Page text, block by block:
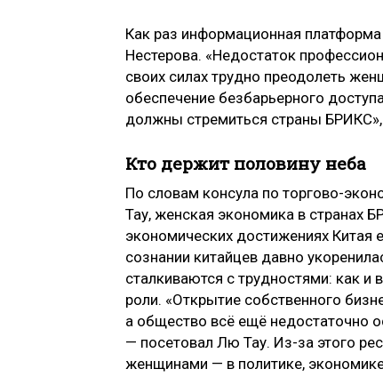
Как раз информационная
Нестерова. «Недостаток
своих силах трудно преодолеть
обеспечение безбарьерного
должны стремиться страны
Кто держит половину неба
По словам консула по торгово-
Тау, женская экономика в странах
экономических достижениях Китая
сознании китайцев давно
сталкиваются с трудностями: как
роли. «Открытие собственного
а общество всё ещё недостаточно
— посетовал Лю Тау. Из-за этого
женщинами — в политике,